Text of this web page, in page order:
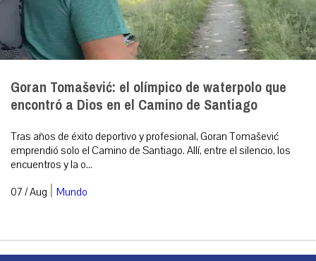
Goran Tomašević: el olímpico de waterpolo que
encontró a Dios en el Camino de Santiago
Tras años de éxito deportivo y profesional, Goran Tomašević
emprendió solo el Camino de Santiago. Allí, entre el silencio, los
encuentros y la o...
07 / Aug | Mundo